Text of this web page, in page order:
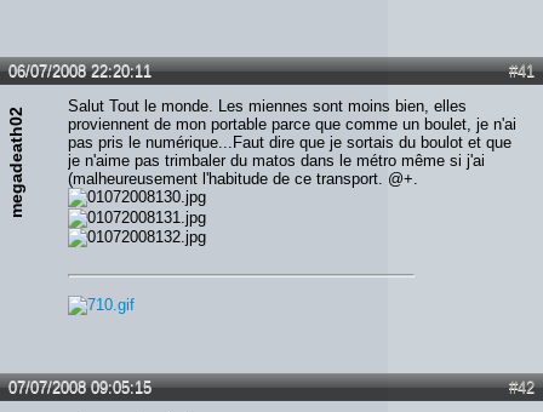
#41
06/07/2008 22:20:11
megadeath02
Salut Tout le monde. Les miennes sont moins bien, elles
proviennent de mon portable parce que comme un boulet, je n'ai
pas pris le numérique...Faut dire que je sortais du boulot et que
je n'aime pas trimbaler du matos dans le métro même si j'ai
(malheureusement l'habitude de ce transport. @+.
#42
07/07/2008 09:05:15